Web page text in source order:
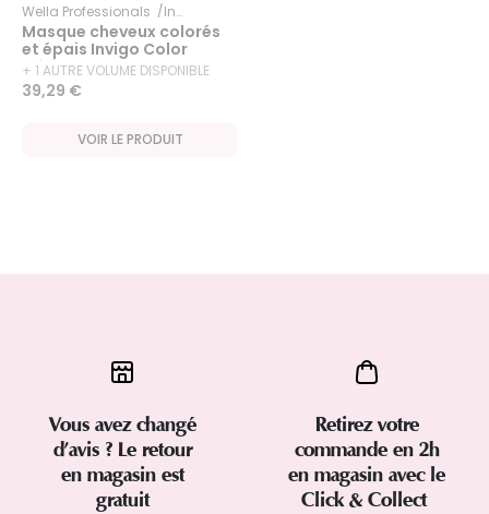
Wella Professionals Invigo
Masque cheveux colorés
et épais Invigo Color
Brilliance 500ml
+ 1 AUTRE VOLUME DISPONIBLE
39,29 €
VOIR LE PRODUIT
Vous avez changé
d’avis ? Le retour
en magasin est
gratuit
Retirez votre
commande en 2h
en magasin avec le
Click & Collect